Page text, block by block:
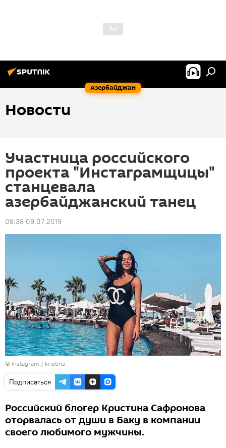
Азербайджан
Новости
Участница российского
проекта "Инстаграмщицы"
станцевала
азербайджанский танец
08:38 09.07.2019
© Instagram / kristina
Подписаться
Российский блогер Кристина Сафронова
оторвалась от души в Баку в компании
своего любимого мужчины.